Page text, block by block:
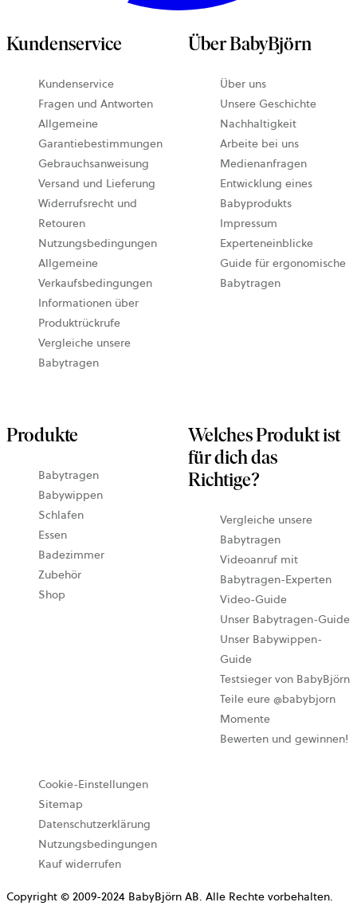
Kundenservice
Kundenservice
Fragen und Antworten
Allgemeine
Garantiebestimmungen
Gebrauchsanweisung
Versand und Lieferung
Widerrufsrecht und
Retouren
Nutzungsbedingungen
Allgemeine
Verkaufsbedingungen
Informationen über
Produktrückrufe
Vergleiche unsere
Babytragen
Über BabyBjörn
Über uns
Unsere Geschichte
Nachhaltigkeit
Arbeite bei uns
Medienanfragen
Entwicklung eines
Babyprodukts
Impressum
Experteneinblicke
Guide für ergonomische
Babytragen
Produkte
Babytragen
Babywippen
Schlafen
Essen
Badezimmer
Zubehör
Shop
Welches Produkt ist
für dich das
Richtige?
Vergleiche unsere
Babytragen
Videoanruf mit
Babytragen-Expertenwird
Video-Guide
Unser Babytragen-Guide
Unser Babywippen-
Guide
Testsieger von BabyBjörn
Teile eure @babybjorn
Momente
Bewerten und gewinnen!
Cookie-Einstellungen
Sitemap
Datenschutzerklärung
Nutzungsbedingungen
Kauf widerrufen
Copyright © 2009-2024 BabyBjörn AB. Alle Rechte vorbehalten.